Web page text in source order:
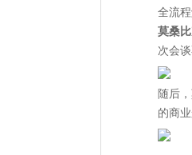
全流
莫桑
次会
随后
的商